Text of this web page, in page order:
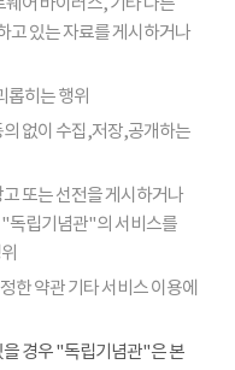
어 바이러스, 기타 다른
고 있는 자료를 게시하거나
히는 행위
없이 수집,저장,공개하는
또는 선전을 게시하거나
독립기념관"의 서비스를
한 약관 기타 서비스 이용에
을 경우 "독립기념관"은 본